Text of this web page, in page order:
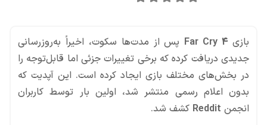
بازی Far Cry 4 پس از مدت‌ها سکوت، اخیراً به‌روزرسانی
جدیدی دریافت کرده که برخی تغییرات جزئی اما قابل‌توجه را
در بخش‌های مختلف بازی ایجاد کرده است. این آپدیت که
بدون اعلام رسمی منتشر شد، اولین بار توسط کاربران
انجمن Reddit کشف شد.